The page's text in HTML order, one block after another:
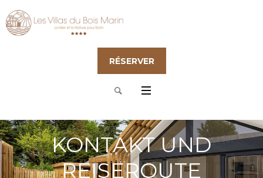
RÉSERVER
KONTAKT UND
REISEROUTE